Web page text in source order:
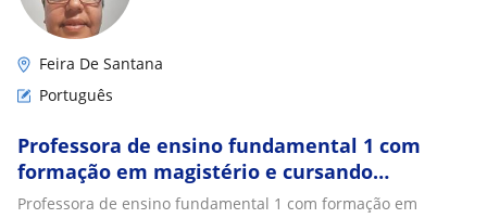
Feira De Santana
Português
Professora de ensino fundamental 1 com
formação em magistério e cursando
pedagogia, com experiência em alfabetização
Professora de ensino fundamental 1 com formação em